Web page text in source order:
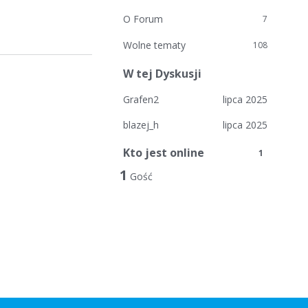
7
O Forum
108
Wolne tematy
W tej Dyskusji
lipca 2025
Grafen2
lipca 2025
blazej_h
Kto jest online 1
1 Gość